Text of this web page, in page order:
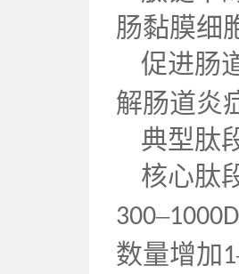
肠黏膜细
促进肠
解肠道炎
典型肽
核心肽
300–
数量增加1